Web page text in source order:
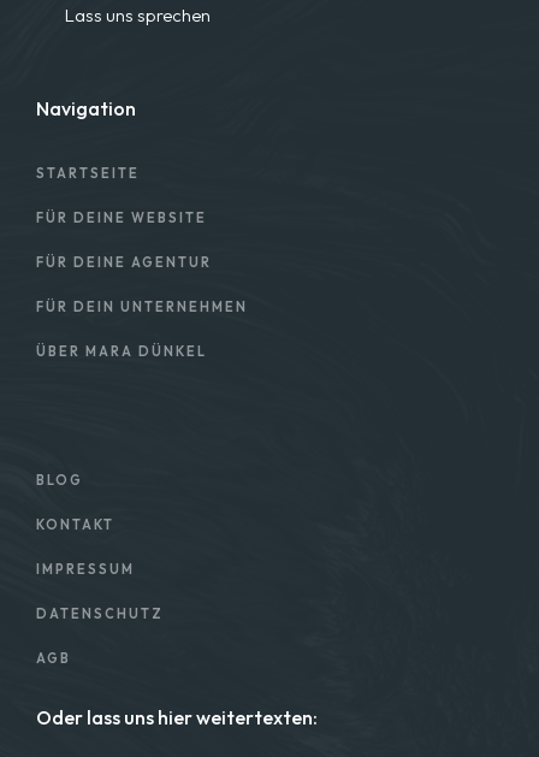
Lass uns sprechen
Navigation
STARTSEITE
FÜR DEINE WEBSITE
FÜR DEINE AGENTUR
FÜR DEIN UNTERNEHMEN
ÜBER MARA DÜNKEL
BLOG
KONTAKT
IMPRESSUM
DATENSCHUTZ
AGB
Oder lass uns hier weitertexten: